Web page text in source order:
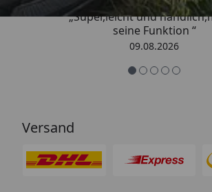
„Super,leicht und
seine Funktion “
09.08.2026
Versand